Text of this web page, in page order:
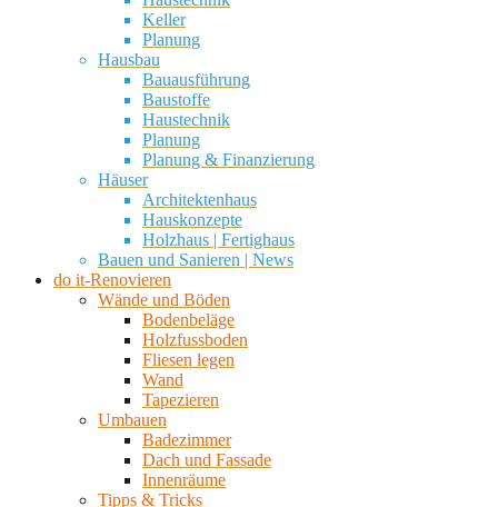
Keller
Planung
Hausbau
Bauausführung
Baustoffe
Haustechnik
Planung
Planung & Finanzierung
Häuser
Architektenhaus
Hauskonzepte
Holzhaus | Fertighaus
Bauen und Sanieren | News
do it-Renovieren
Wände und Böden
Bodenbeläge
Holzfussboden
Fliesen legen
Wand
Tapezieren
Umbauen
Badezimmer
Dach und Fassade
Innenräume
Tipps & Tricks